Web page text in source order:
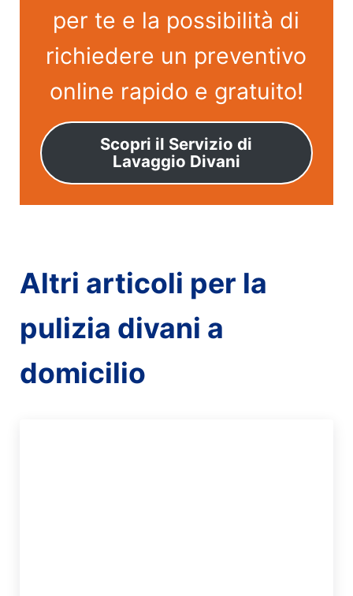
per te e la possibilità di
richiedere un preventivo
online rapido e gratuito!
Scopri il Servizio di
Lavaggio Divani
Altri articoli per la
pulizia divani a
domicilio